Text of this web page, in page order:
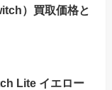
）買取価格と
Lite イエロー